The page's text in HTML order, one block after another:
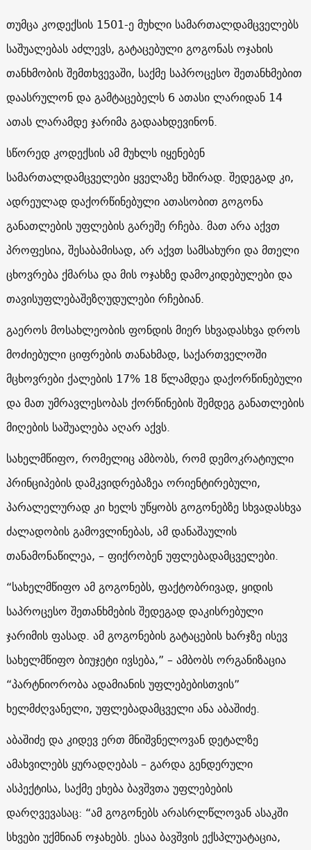
თუმცა კოდექსის 1501-ე მუხლი სამართალდამცველებს
საშუალებას აძლევს, გატაცებული გოგონას ოჯახის
თანხმობის შემთხვევაში, საქმე საპროცესო შეთანხმებით
დაასრულონ და გამტაცებელს 6 ათასი ლარიდან 14
ათას ლარამდე ჯარიმა გადაახდევინონ.
სწორედ კოდექსის ამ მუხლს იყენებენ
სამართალდამცველები ყველაზე ხშირად. შედეგად კი,
ადრეულად დაქორწინებული ათასობით გოგონა
განათლების უფლების გარეშე რჩება. მათ არა აქვთ
პროფესია, შესაბამისად, არ აქვთ სამსახური და მთელი
ცხოვრება ქმარსა და მის ოჯახზე დამოკიდებულები და
თავისუფლებაშეზღუდულები რჩებიან.
გაეროს მოსახლეობის ფონდის მიერ სხვადასხვა დროს
მოძიებული ციფრების თანახმად, საქართველოში
მცხოვრები ქალების 17% 18 წლამდეა დაქორწინებული
და მათ უმრავლესობას ქორწინების შემდეგ განათლების
მიღების საშუალება აღარ აქვს.
სახელმწიფო, რომელიც ამბობს, რომ დემოკრატიული
პრინციპების დამკვიდრებაზეა ორიენტირებული,
პარალელურად კი ხელს უწყობს გოგონებზე სხვადასხვა
ძალადობის გამოვლინებას, ამ დანაშაულის
თანამონაწილეა, – ფიქრობენ უფლებადამცველები.
“სახელმწიფო ამ გოგონებს, ფაქტობრივად, ყიდის
საპროცესო შეთანხმების შედეგად დაკისრებული
ჯარიმის ფასად. ამ გოგონების გატაცების ხარჯზე ისევ
სახელმწიფო ბიუჯეტი ივსება,” – ამბობს ორგანიზაცია
“პარტნიორობა ადამიანის უფლებებისთვის”
ხელმძღვანელი, უფლებადამცველი ანა აბაშიძე.
აბაშიძე და კიდევ ერთ მნიშვნელოვან დეტალზე
ამახვილებს ყურადღებას – გარდა გენდერული
ასპექტისა, საქმე ეხება ბავშვთა უფლებების
დარღვევასაც: “ამ გოგონებს არასრლწლოვან ასაკში
სხვები უქმნიან ოჯახებს. ესაა ბავშვის ექსპლუატაცია,